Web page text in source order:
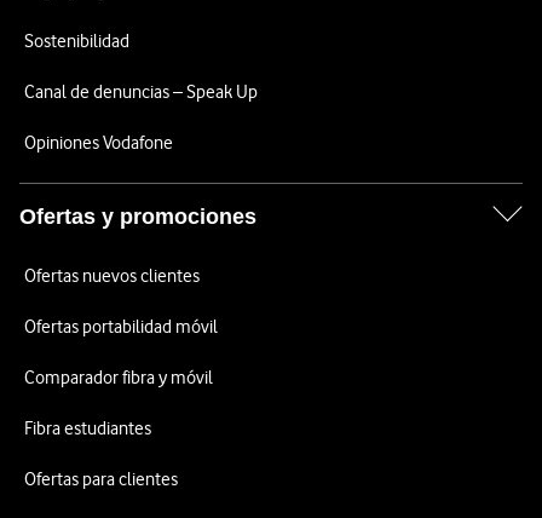
Sostenibilidad
Canal de denuncias – Speak Up
Opiniones Vodafone
Ofertas y promociones
Ofertas nuevos clientes
Ofertas portabilidad móvil
Comparador fibra y móvil
Fibra estudiantes
Ofertas para clientes